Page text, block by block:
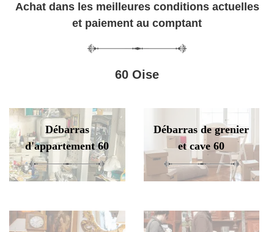
Achat dans les meilleures conditions actuelles
et paiement au comptant
60 Oise
Débarras
d'appartement 60
Débarras de grenier
et cave 60